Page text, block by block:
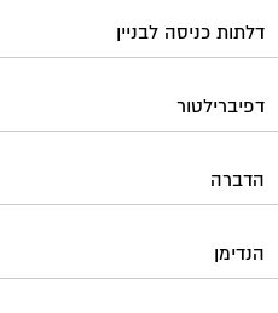
דלתות כניסה לבניין
דפיברילטור
הדברה
הנדימן